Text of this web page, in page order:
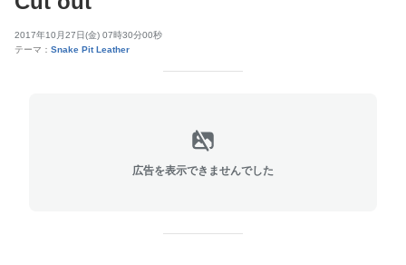
2017年10月27日(金) 07時30分00秒
テーマ： Snake Pit Leather
広告を表示できませんでした